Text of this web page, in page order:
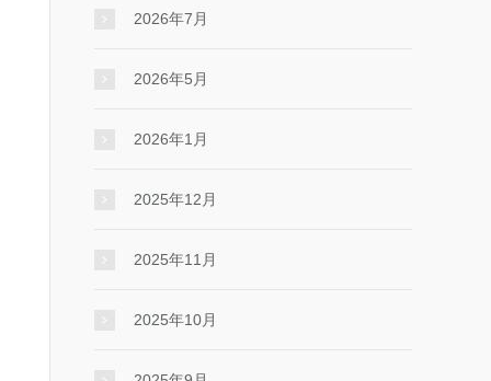
2026年7月
2026年5月
2026年1月
2025年12月
2025年11月
2025年10月